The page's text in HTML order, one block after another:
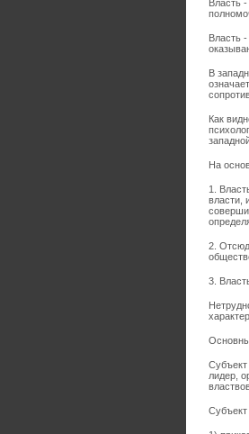
Власть
Власть
В
Как
На
1.
власти,
2.
3.
Субъект
лидер,
Субъект